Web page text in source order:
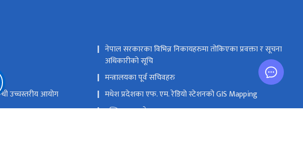
नेपाल सरकारका विभिन्न निकायहरुमा तोकिएका प्रवक्ता र सूचना
अधिकारीको सूचि
मन्त्रालयका पूर्व सचिवहरु
उच्चस्तरीय आयोग
मधेश प्रदेशका एफ. एम. रेडियो स्टेशनको GIS Mapping
मस्तिष्क लाभ केन्द्र